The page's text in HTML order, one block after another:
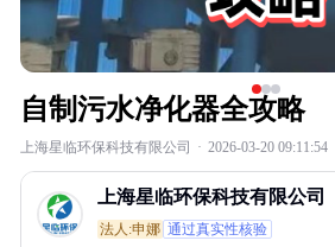
自制污水净化器全攻略
上海星临环保科技有限公司 · 2026-03-20 09:11:54
上海星临环保科技有限公司
法人:申娜 通过真实性核验